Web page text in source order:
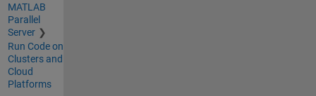
MATLAB
Parallel
Server
Run Code on
Clusters and
Cloud
Platforms